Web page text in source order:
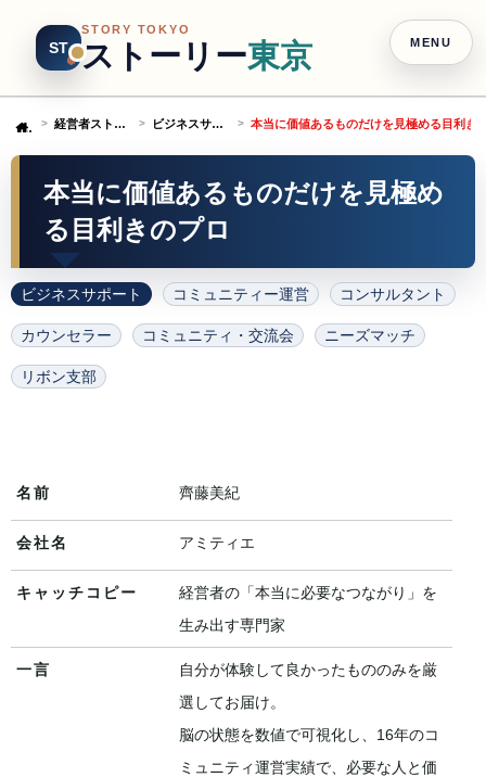
ST
STORY TOKYO
ストーリー東京
Home 経営者ストーリー ビジネスサポート 本当に価値あるものだけを見極める目利き
本当に価値あるものだけを見極め
る目利きのプロ
ビジネスサポート コミュニティー運営 コンサルタント
カウンセラー コミュニティ・交流会 ニーズマッチ
リボン支部
名前 齊藤美紀
会社名 アミティエ
キャッチコピー
経営者の「本当に必要なつながり」を
生み出す専門家
一言
自分が体験して良かったもののみを厳
選してお届け。
脳の状態を数値で可視化し、16年のコ
ミュニティ運営実績で、必要な人と価
MENU